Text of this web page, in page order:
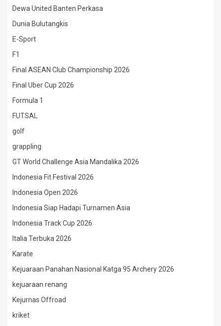
Dewa United Banten Perkasa
Dunia Bulutangkis
E-Sport
F1
Final ASEAN Club Championship 2026
Final Uber Cup 2026
Formula 1
FUTSAL
golf
grappling
GT World Challenge Asia Mandalika 2026
Indonesia Fit Festival 2026
Indonesia Open 2026
Indonesia Siap Hadapi Turnamen Asia
Indonesia Track Cup 2026
Italia Terbuka 2026
Karate
Kejuaraan Panahan Nasional Katga 95 Archery 2026
kejuaraan renang
Kejurnas Offroad
kriket